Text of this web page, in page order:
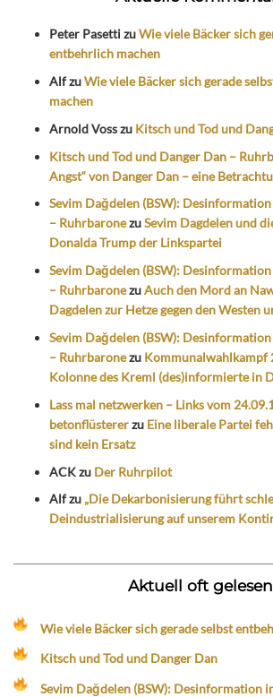
Peter PasettizuWie viele Bäcker sich
entbehrlich machen
AlfzuWie viele Bäcker sich gerade
machen
Arnold Vosszu Kitsch und Tod und
Kitsch und Tod und Danger Dan –
Angst“ von Danger Dan – eine
Sevim Dağdelen (BSW):
– RuhrbaronezuSevim Dagdelen und
Donalda Trump der Linkspartei
Sevim Dağdelen (BSW):
– RuhrbaronezuAuch den Mord an
Dagdelen zur Hetze gegen den Westen
Sevim Dağdelen (BSW):
– Ruhrbaronezu Kommunalwahlkampf
Kolonne des Kreml (des)informierte in
Lass mal netzwerken – Links vom
betonflüstererzu Eine liberale Partei
sind kein Ersatz
ACKzu Der Ruhrpilot
Alfzu „Die Dekarbonisierung führt
Deindustrialisierung auf unserem
Aktuell oft gelesen
Wie viele Bäcker sich gerade selbst
Kitsch und Tod und Danger Dan
Sevim Dağdelen (BSW): Desinformation